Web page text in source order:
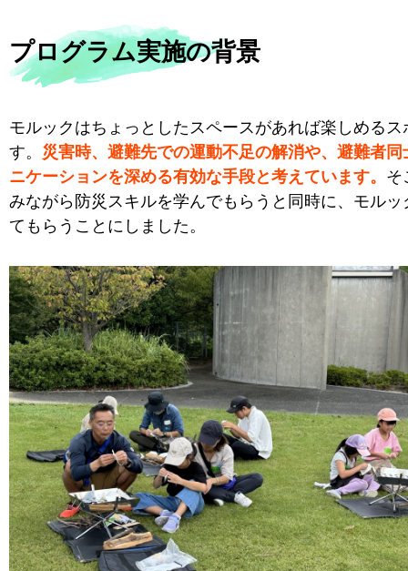
プログラム実施の背景
モルックはちょっとしたスペースがあれば楽しめるス
す。 災害時、避難先での運動不足の解消や、避難者同
ニケーションを深める有効な手段と考えています。 そ
みながら防災スキルを学んでもらうと同時に、モルッ
てもらうことにしました。